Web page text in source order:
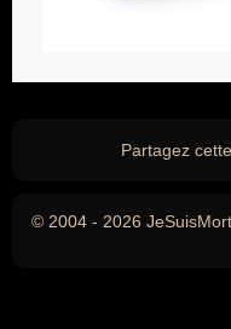
Partagez
© 2004 - 2026